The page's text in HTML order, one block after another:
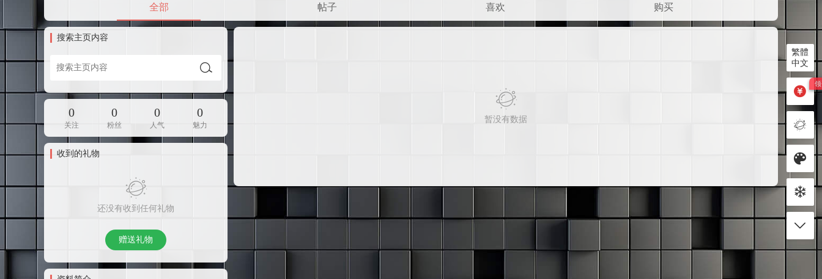
全部 帖子 喜欢 购买
搜索主页内容
0
关注
0
粉丝
0
人气
0
魅力
收到的礼物
还没有收到任何礼物
赠送礼物
暂没有数据
繁體
中文